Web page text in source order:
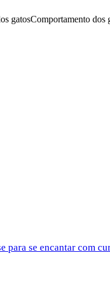
gatosComportamento dos
para se encantar com